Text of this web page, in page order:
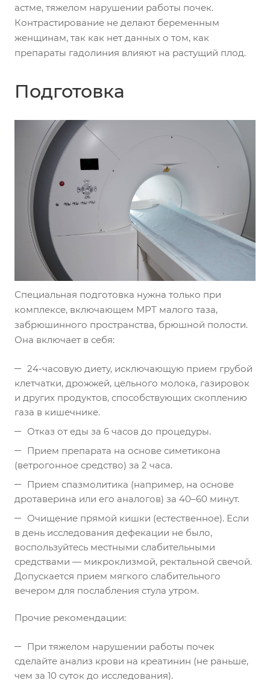
астме, тяжелом нарушении работы почек.
Контрастирование не делают беременным
женщинам, так как нет данных о том, как
препараты гадолиния влияют на растущий плод.
Подготовка
Специальная подготовка нужна только при
комплексе, включающем МРТ малого таза,
забрюшинного пространства, брюшной полости.
Она включает в себя:
24-часовую диету, исключающую прием грубой
клетчатки, дрожжей, цельного молока, газировок
и других продуктов, способствующих скоплению
газа в кишечнике.
Отказ от еды за 6 часов до процедуры.
Прием препарата на основе симетикона
(ветрогонное средство) за 2 часа.
Прием спазмолитика (например, на основе
дротаверина или его аналогов) за 40–60 минут.
Очищение прямой кишки (естественное). Если
в день исследования дефекации не было,
воспользуйтесь местными слабительными
средствами — микроклизмой, ректальной свечой.
Допускается прием мягкого слабительного
вечером для послабления стула утром.
Прочие рекомендации:
При тяжелом нарушении работы почек
сделайте анализ крови на креатинин (не раньше,
чем за 10 суток до исследования).